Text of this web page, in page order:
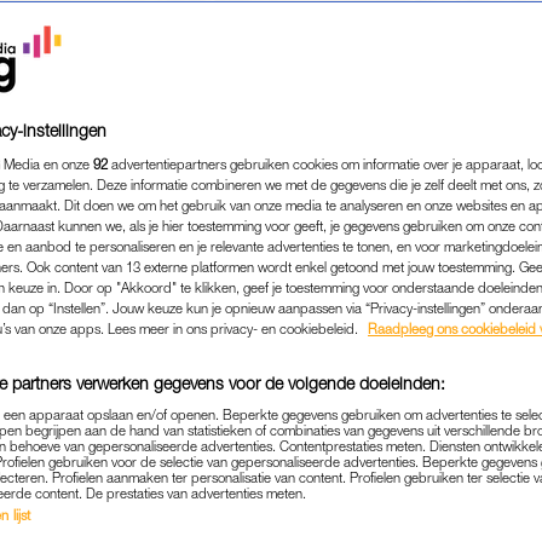
STAAT MODEL
VAN KIM
'PINCH ME'
MODE|MOET JE EVEN ZIEN
18-11-2025 | LINDA.
Leerdam niet meer stuk kan gaan, is duidelijk.
overwinning op de duizend meter bij de
instellingen
en onze 92 advertentiepartners gebruiken cookies om informatie over je apparaat,
te verzamelen. Deze informatie combineren we met de gegevens die je zelf deelt met ons,
Dit doen we om het gebruik van onze media te analyseren en onze websites en
kunnen we, als je hier toestemming voor geeft, je gegevens gebruiken om onze
en aanbod te personaliseren en je relevante advertenties te tonen, en voor
Ook content van 13 externe platformen wordt enkel getoond met jouw toestemming.
keuze in. Door op "Akkoord" te klikken, geef je toestemming voor onderstaande
op “Instellen”. Jouw keuze kun je opnieuw aanpassen via “Privacy-instellingen”
van onze apps. Lees meer in ons privacy- en cookiebeleid.
Raadpleeg ons cookiebeleid
partners verwerken gegevens voor de volgende doeleinden:
apparaat opslaan en/of openen. Beperkte gegevens gebruiken om advertenties te
begrijpen aan de hand van statistieken of combinaties van gegevens uit verschillende
behoeve van gepersonaliseerde advertenties. Contentprestaties meten. Diensten
gebruiken voor de selectie van gepersonaliseerde advertenties. Beperkte
Profielen aanmaken ter personalisatie van content. Profielen gebruiken ter selectie
content. De prestaties van advertenties meten.
lijst